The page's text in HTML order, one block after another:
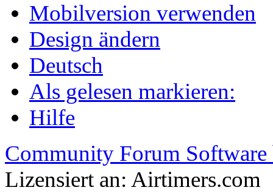
Mobilversion verwenden
Design ändern
Deutsch
Als gelesen markieren:
Hilfe
Community Forum Software
Lizensiert an: Airtimers.com